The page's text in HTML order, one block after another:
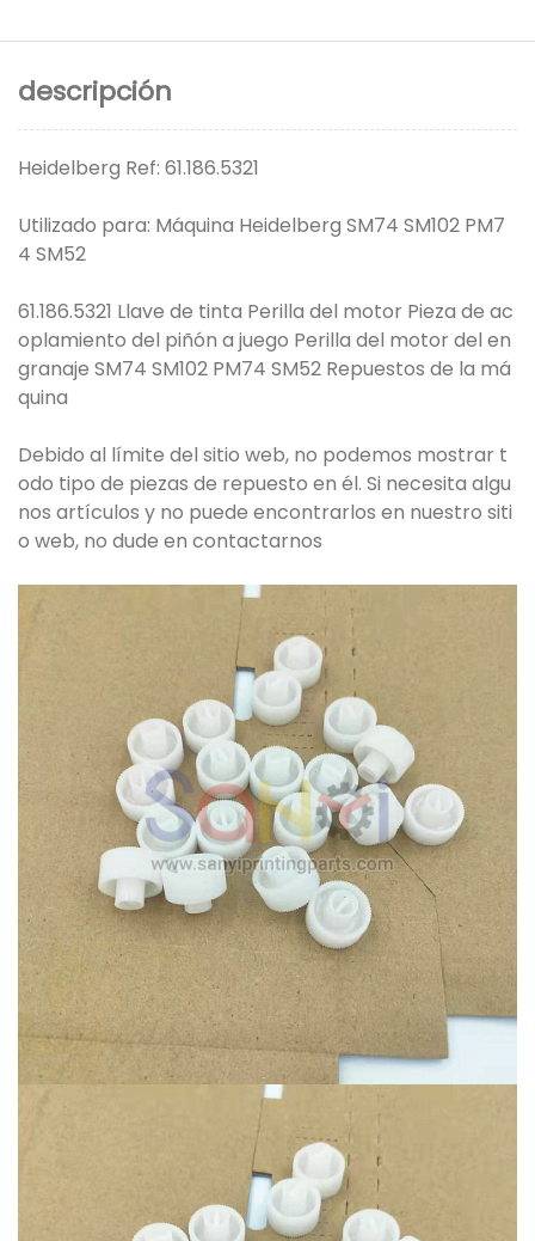
descripción
Heidelberg Ref: 61.186.5321
Utilizado para: Máquina Heidelberg SM74 SM102 PM7
4 SM52
61.186.5321 Llave de tinta Perilla del motor Pieza de ac
oplamiento del piñón a juego Perilla del motor del en
granaje SM74 SM102 PM74 SM52 Repuestos de la má
quina
Debido al límite del sitio web, no podemos mostrar t
odo tipo de piezas de repuesto en él. Si necesita algu
nos artículos y no puede encontrarlos en nuestro siti
o web, no dude en contactarnos